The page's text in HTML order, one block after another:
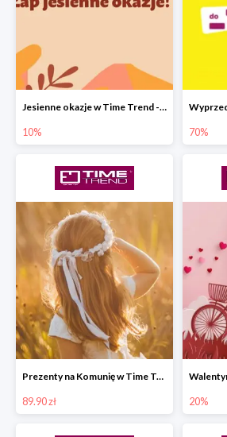
Jesienne okazje w Time Trend -10%
10% 70%
Prezenty na Komunię w Time Trend od 89,90 zł
89.90 zł 20%